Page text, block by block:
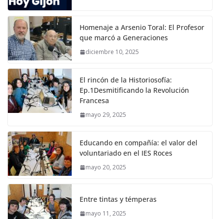
Homenaje a Arsenio Toral: El Profesor
que marcó a Generaciones
diciembre 10, 2025
El rincón de la Historiosofía:
Ep.1Desmitificando la Revolución
Francesa
mayo 29, 2025
Educando en compañía: el valor del
voluntariado en el IES Roces
mayo 20, 2025
Entre tintas y témperas
mayo 11, 2025